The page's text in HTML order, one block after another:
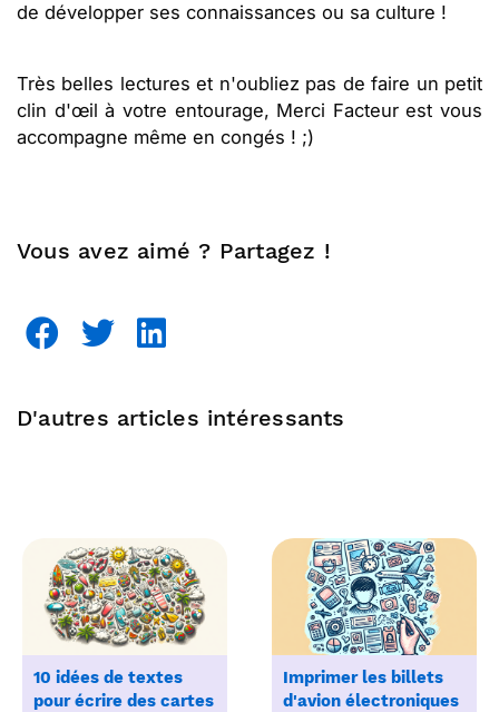
de développer ses connaissances ou sa culture !
Très belles lectures et n'oubliez pas de faire un petit
clin d'œil à votre entourage, Merci Facteur est vous
accompagne même en congés ! ;)
Vous avez aimé ? Partagez !
D'autres articles intéressants
10 idées de textes
pour écrire des cartes
Imprimer les billets
d'avion électroniques